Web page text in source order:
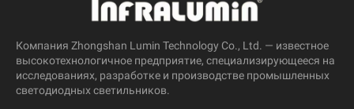
Компания Zhongshan Lumin Technology Co., Ltd. — известное
высокотехнологичное предприятие, специализирующееся на
исследованиях, разработке и производстве промышленных
светодиодных светильников.